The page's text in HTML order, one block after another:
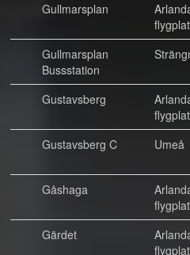
Gullmarsplan
Gullmarsplan
Bussstation
Gustavsberg
Gustavsberg C
Umeå
Gåshaga
Gärdet